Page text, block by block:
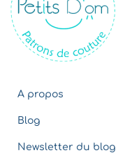
e
s
A propos
Blog
Newsletter du blog